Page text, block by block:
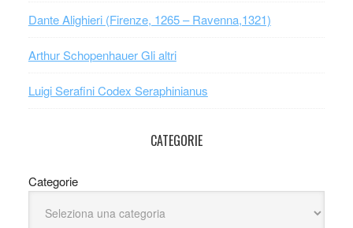
Dante Alighieri (Firenze, 1265 – Ravenna,1321)
Arthur Schopenhauer Gli altri
Luigi Serafini Codex Seraphinianus
CATEGORIE
Categorie